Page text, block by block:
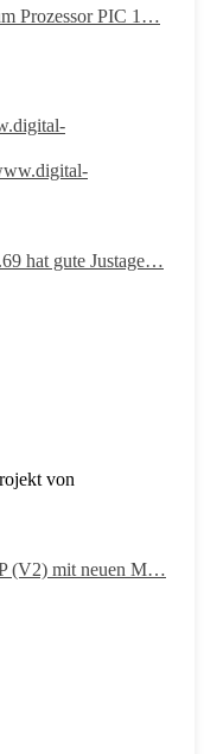
Prozessor PIC 1…
hat gute Justage…
von
(V2) mit neuen M…